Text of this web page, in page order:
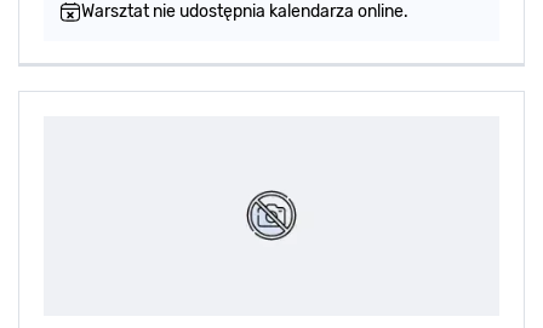
Warsztat nie udostępnia kalendarza online.